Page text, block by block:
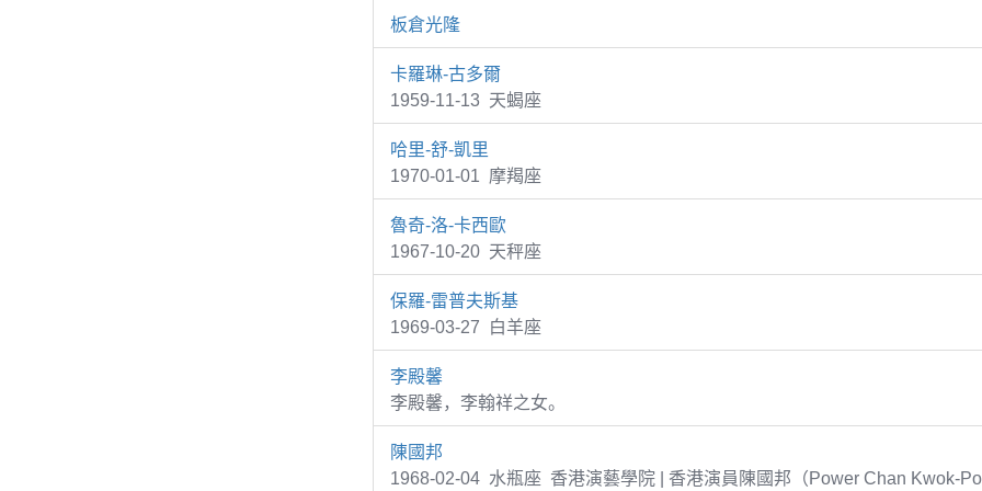
板倉光隆
卡羅琳-古多爾
1959-11-13 天蝎座
哈里-舒-凱里
1970-01-01 摩羯座
魯奇-洛-卡西歐
1967-10-20 天秤座
保羅-雷普夫斯基
1969-03-27 白羊座
李殿馨
李殿馨，李翰祥之女。
陳國邦
1968-02-04 水瓶座 香港演藝學院 | 香港演員陳國邦（Power Chan Kwok-